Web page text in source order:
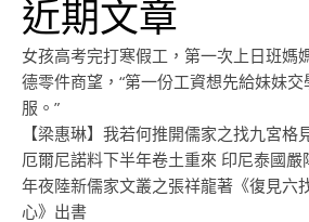
近期文章
女孩高考完打寒假工，第一次上日班媽
德零件商望，“第一份工資想先給妹妹
服。”
【梁惠琳】我若何推開儒家之找九宮格
厄爾尼諾料下半年卷土重來 印尼泰國
年夜陸新儒家文叢之張祥龍著《復見六
心》出書